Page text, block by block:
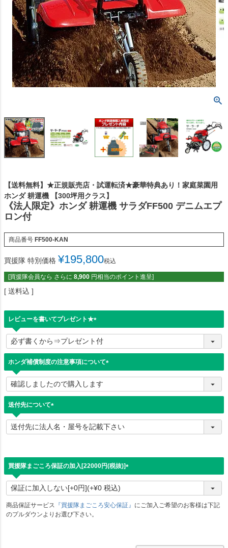
【送料無料】★正規販売店・試運転済★豪華特典あり！家庭菜園用
ホンダ 耕運機 【300坪用クラス】
《法人限定》ホンダ 耕運機 サラダFF500 デニムエプ
ロン付
商品番号 FF500-KAN
買援隊 特別価格 ¥195,800税込
[買援隊会員なら さらに 8,900 円相当のポイント進呈]
送料込
レビューを書いてプレゼント★
必
須
ホンダ補償制度の注意事項について
須
送付先について
必
須
買援隊まごころ保証の加入[22000円(税抜)]
須
)
商品保証サービス 『買援隊まごころ安心保証』 にご加入ご希望のお客様は下記
のプルダウンよりお選び下さい。